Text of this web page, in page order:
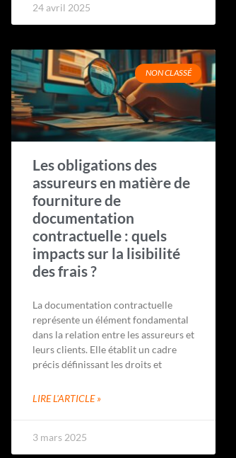
24 avril 2025
NON CLASSÉ
Les obligations des
assureurs en matière de
fourniture de
documentation
contractuelle : quels
impacts sur la lisibilité
des frais ?
La documentation contractuelle
représente un élément fondamental
dans la relation entre les assureurs et
leurs clients. Elle établit un cadre
précis définissant les droits et
LIRE L'ARTICLE »
3 mars 2025